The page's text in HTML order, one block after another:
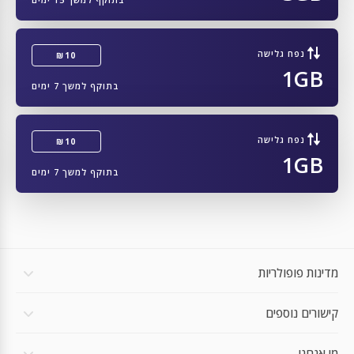
ZTE A202ZT
ZONKO K105_EEA
Zebra TC77
Zebra TC58
Zebra Zebra Technologies TC57x
Zebra Zebra Technologies L10
נפח גלישה ₪10
1GB בתוקף למשך 7 ימים
נפח גלישה ₪10
1GB בתוקף למשך 7 ימים
מדינות פופולריות
קישורים נוספים